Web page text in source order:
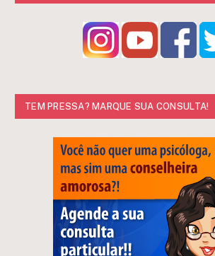
TEM PRESSA? MARQUE SUA CONSULTA!